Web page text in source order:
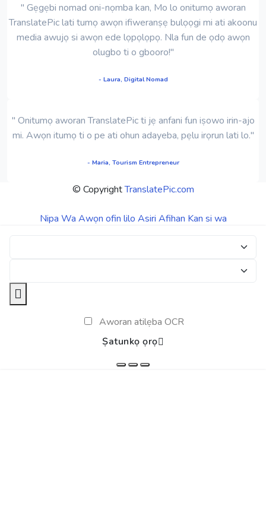
" Gẹgẹbi nomad oni-nọmba kan, Mo lo onitumọ aworan
TranslatePic lati tumọ awọn ifiweranṣẹ bulọọgi mi ati akoonu
media awujọ si awọn ede lọpọlọpọ. Nla fun de ọdọ awọn
olugbo ti o gbooro!"
- Laura, Digital Nomad
" Onitumọ aworan TranslatePic ti jẹ anfani fun iṣowo irin-ajo
mi. Awọn itumọ ti o pe ati ohun adayeba, pẹlu irọrun lati lo."
- Maria, Tourism Entrepreneur
© CopyrightTranslatePic.com
Nipa Wa Awọn ofin lilo Asiri Afihan Kan si wa
Aworan atilẹba OCR
Ṣatunkọ ọrọ